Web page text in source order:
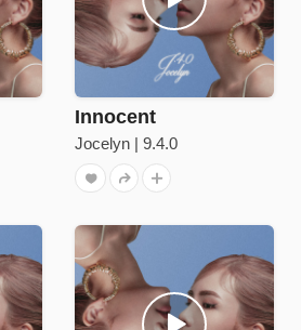
Innocent
Jocelyn | 9.4.0